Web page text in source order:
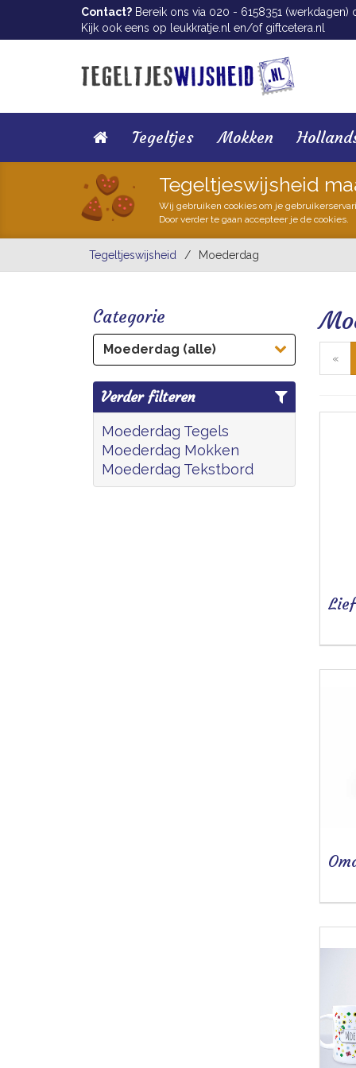
Contact? Bereik ons via 020 - 6158351 (werkdagen)
Kijk ook eens op leukkratje.nl en/of giftcetera.nl
Tegeltjes Mokken
Tegeltjeswijsheid
Wij gebruiken cookies om je
Door verder te gaan accepteer je de cookies.
Tegeltjeswijsheid / Moederdag
Categorie
Moederdag (alle)
Verder filteren
Moederdag Tegels
Moederdag Mokken
Moederdag Tekstbord
«